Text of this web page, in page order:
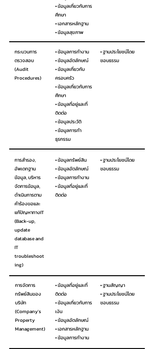
• ข้อมูลเกี่ยวกับการ
ศึกษา
• เอกสารหลักฐาน
• ข้อมูลสุขภาพ
กระบวนการ
ตรวจสอบ
(Audit
Procedures)
• ข้อมูลการทำงาน
• ข้อมูลอัตลักษณ์
• ข้อมูลเกี่ยวกับ
ครอบครัว
• ข้อมูลเกี่ยวกับการ
ศึกษา
• ข้อมูลที่อยู่และที่
ติดต่อ
• ข้อมูลประวัติ
• ข้อมูลการทำ
ธุรกรรม
• ฐานประโยชน์โดย
ชอบธรรม
การสำรอง,
อัพเดทฐาน
ข้อมูล, บริหาร
จัดการข้อมูล,
ดำเนินการตาม
คำร้องขอและ
แก้ปัญหาทางIT
(Back-up,
update
database and
IT
troubleshoot
ing)
• ข้อมูลทรัพย์สิน
• ข้อมูลอัตลักษณ์
• ข้อมูลการทำงาน
• ข้อมูลที่อยู่และที่
ติดต่อ
• ฐานประโยชน์โดย
ชอบธรรม
การจัดการ
ทรัพย์สินของ
บริษัท
(Company's
Property
Management)
• ข้อมูลที่อยู่และที่
ติดต่อ
• ข้อมูลเกี่ยวกับการ
เงิน
• ข้อมูลอัตลักษณ์
• เอกสารหลักฐาน
• ข้อมูลการทำงาน
• ฐานสัญญา
• ฐานประโยชน์โดย
ชอบธรรม